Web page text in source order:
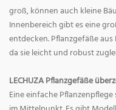
groß, können auch kleine
Innenbereich gibt es eine
entdecken. Pflanzgefäße
da sie leicht und robust
LECHUZA Pflanzgefäße
Eine einfache